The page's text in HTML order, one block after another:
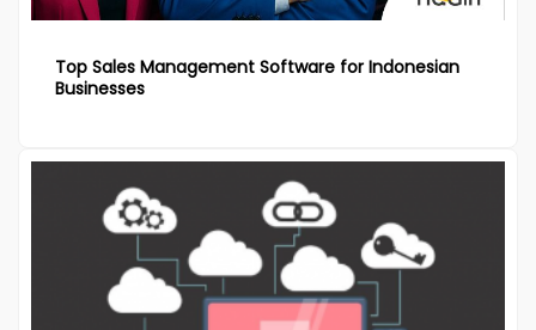
Top Sales Management Software for Indonesian
Businesses